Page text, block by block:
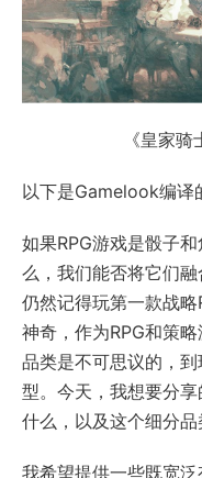
《皇家
以下是Gamelook编译
如果RPG游戏是骰子
么，我们能否将它们
仍然记得玩第一款战
神奇，作为RPG和策
品类是不可思议的，
型。今天，我想要分
什么，以及这个细分品
我希望提供一些既宽